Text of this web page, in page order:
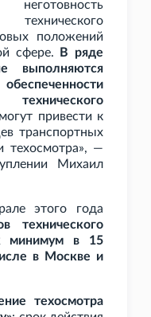
положений
сфере.
В ряде
выполняются
привести к
транспортных
техосмотра», —
Михаил
этого года
технического
минимум в 15
в Москве и
техосмотра